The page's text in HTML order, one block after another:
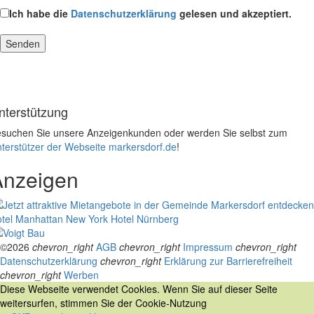
Ich habe die Datenschutzerklärung gelesen und akzeptiert.
Sie unsere Anzeigenkunden oder werden Sie selbst zum
der Webseite markersdorf.de!
Manhattan New York Hotel Nürnberg
©2026 chevron_right AGB chevron_right Impressum chevron_right
Datenschutzerklärung chevron_right Erklärung zur Barrierefreiheit
chevron_right Werben
Diese Webseite verwendet Cookies. Wenn Sie auf dieser Seite
weitersurfen, stimmen Sie der Cookie-Nutzung